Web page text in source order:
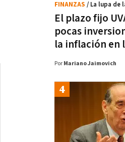
El plazo fijo
pocas
la inflación en
FINANZAS / La lupa de
Por Mariano Jaimovich